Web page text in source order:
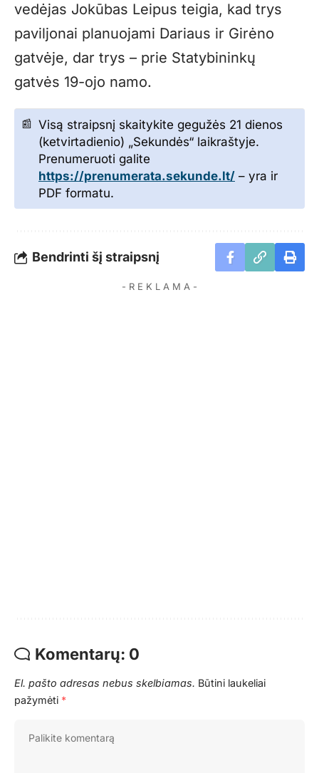
vedėjas Jokūbas Leipus teigia, kad trys
paviljonai planuojami Dariaus ir Girėno
gatvėje, dar trys – prie Statybininkų
gatvės 19-ojo namo.
Visą straipsnį skaitykite gegužės 21 dienos
(ketvirtadienio) „Sekundės“ laikraštyje.
Prenumeruoti galite
https://prenumerata.sekunde.lt/ – yra ir
PDF formatu.
Bendrinti šį straipsnį
- R E K L A M A -
Komentarų: 0
El. pašto adresas nebus skelbiamas. Būtini laukeliai
pažymėti *